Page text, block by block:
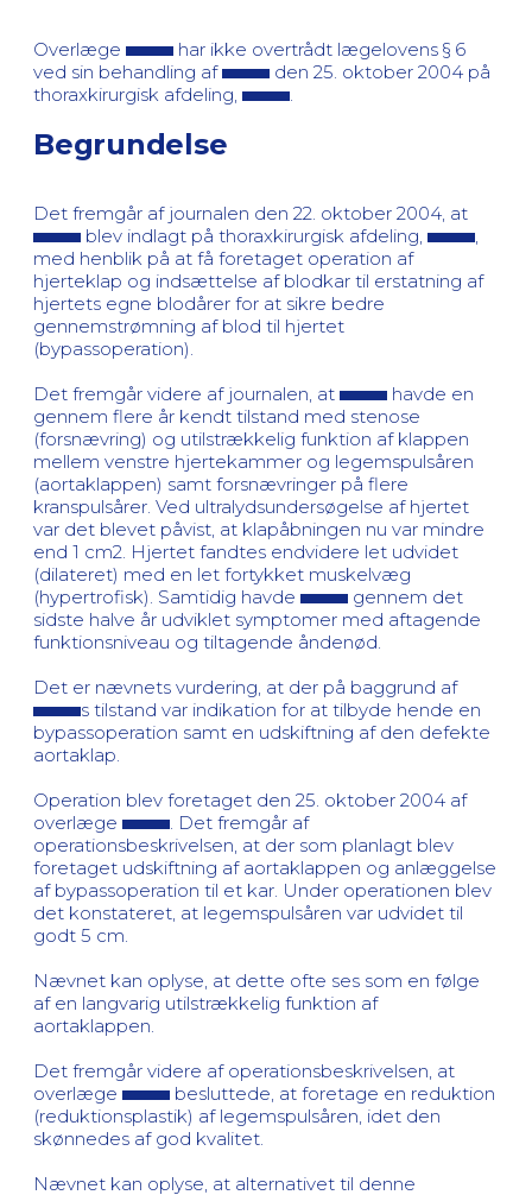
Overlæge
har ikke overtrådt lægelovens § 6
ved sin behandling af
den 25. oktober 2004 på
thoraxkirurgisk afdeling,
Begrundelse
Det fremgår af journalen den 22. oktober 2004, at
blev indlagt på thoraxkirurgisk afdeling,
med henblik på at få foretaget operation af
hjerteklap og indsættelse af blodkar til erstatning af
hjertets egne blodårer for at sikre bedre
gennemstrømning af blod til hjertet
(bypassoperation).
Det fremgår videre af journalen, at
havde en
gennem flere år kendt tilstand med stenose
(forsnævring) og utilstrækkelig funktion af klappen
mellem venstre hjertekammer og legemspulsåren
(aortaklappen) samt forsnævringer på flere
kranspulsårer. Ved ultralydsundersøgelse af hjertet
var det blevet påvist, at klapåbningen nu var mindre
end 1 cm2. Hjertet fandtes endvidere let udvidet
(dilateret) med en let fortykket muskelvæg
(hypertrofisk). Samtidig havde
gennem det
sidste halve år udviklet symptomer med aftagende
funktionsniveau og tiltagende åndenød.
Det er nævnets vurdering, at der på baggrund af
s tilstand var indikation for at tilbyde hende en
bypassoperation samt en udskiftning af den defekte
aortaklap.
Operation blev foretaget den 25. oktober 2004 af
overlæge
. Det fremgår af
operationsbeskrivelsen, at der som planlagt blev
foretaget udskiftning af aortaklappen og anlæggelse
af bypassoperation til et kar. Under operationen blev
det konstateret, at legemspulsåren var udvidet til
godt 5 cm.
Nævnet kan oplyse, at dette ofte ses som en følge
af en langvarig utilstrækkelig funktion af
aortaklappen.
Det fremgår videre af operationsbeskrivelsen, at
overlæge
besluttede, at foretage en reduktion
(reduktionsplastik) af legemspulsåren, idet den
skønnedes af god kvalitet.
Nævnet kan oplyse, at alternativet til denne